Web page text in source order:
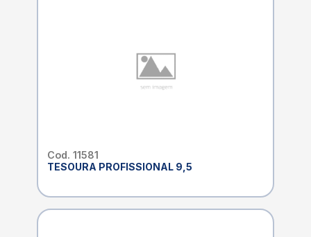
Cod. 11581
TESOURA PROFISSIONAL 9,5